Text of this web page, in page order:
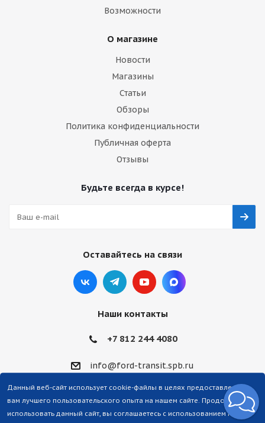
Возможности
О магазине
Новости
Магазины
Статьи
Обзоры
Политика конфиденциальности
Публичная оферта
Отзывы
Будьте всегда в курсе!
Оставайтесь на связи
Наши контакты
+7 812 244 4080
info@ford-transit.spb.ru
Данный веб-сайт использует cookie-файлы в целях предоставления
вам лучшего пользовательского опыта на нашем сайте. Продолжая
использовать данный сайт, вы соглашаетесь с использованием нами